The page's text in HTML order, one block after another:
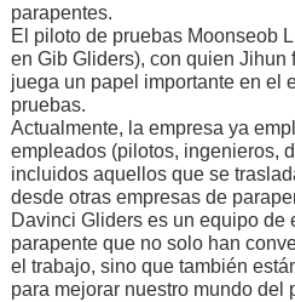
parapentes.
El piloto de pruebas Moonseob
en Gib Gliders), con quien Jihun
juega un papel importante en el
pruebas.
Actualmente, la empresa ya
empleados (pilotos, ingenieros,
incluidos aquellos que se
desde otras empresas de
Davinci Gliders es un equipo de
parapente que no solo han
el trabajo, sino que también
para mejorar nuestro mundo del